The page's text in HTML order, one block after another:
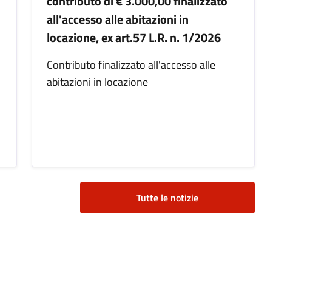
all'accesso alle abitazioni in
locazione, ex art.57 L.R. n. 1/2026
Contributo finalizzato all'accesso alle
abitazioni in locazione
Tutte le notizie